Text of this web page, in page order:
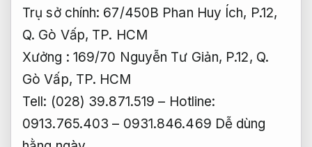
Trụ sở chính: 67/450B Phan Huy Ích, P.12,
Q. Gò Vấp, TP. HCM
Xưởng : 169/70 Nguyễn Tư Giản, P.12, Q.
Gò Vấp, TP. HCM
Tell: (028) 39.871.519 – Hotline:
0913.765.403 – 0931.846.469 Dễ dùng